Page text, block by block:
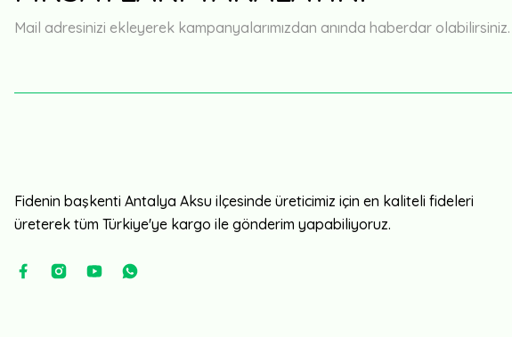
Mail adresinizi ekleyerek kampanyalarımızdan anında haberdar olabilirsiniz.
Fidenin başkenti Antalya Aksu ilçesinde üreticimiz için en kaliteli fideleri
üreterek tüm Türkiye'ye kargo ile gönderim yapabiliyoruz.